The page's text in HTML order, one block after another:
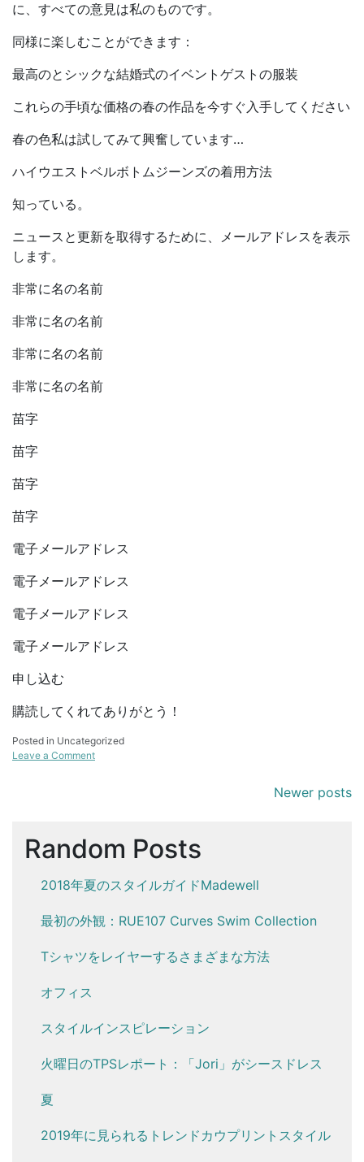
に、すべての意見は私のものです。
同様に楽しむことができます：
最高のとシックな結婚式のイベントゲストの服装
これらの手頃な価格の春の作品を今すぐ入手してください
春の色私は試してみて興奮しています…
ハイウエストベルボトムジーンズの着用方法
知っている。
ニュースと更新を取得するために、メールアドレスを表示
します。
非常に名の名前
非常に名の名前
非常に名の名前
非常に名の名前
苗字
苗字
苗字
苗字
電子メールアドレス
電子メールアドレス
電子メールアドレス
電子メールアドレス
申し込む
購読してくれてありがとう！
Posted in Uncategorized
Leave a Commenton
Newer posts
Random Posts
2018年夏のスタイルガイドMadewell
最初の外観：RUE107 Curves Swim Collection
Tシャツをレイヤーするさまざまな方法
オフィス
スタイルインスピレーション
火曜日のTPSレポート：「Jori」がシースドレス
夏
2019年に見られるトレンドカウプリントスタイル